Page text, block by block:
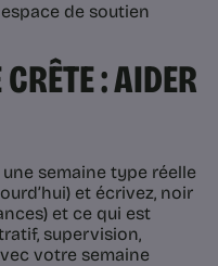
de soutien
: AIDER
semaine type réelle
et écrivez, noir
et ce qui est
supervision,
votre semaine